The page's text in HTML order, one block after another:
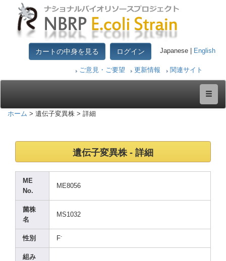
カートの中身を見る ログイン Japanese | English
ご意見・ご要望 更新情報 関連サイト
ホーム > 遺伝子変異株 > 詳細
遺伝子変異株 - 詳細
ME
No.
ME8056
菌株
名
MS1032
性別 F-
組み